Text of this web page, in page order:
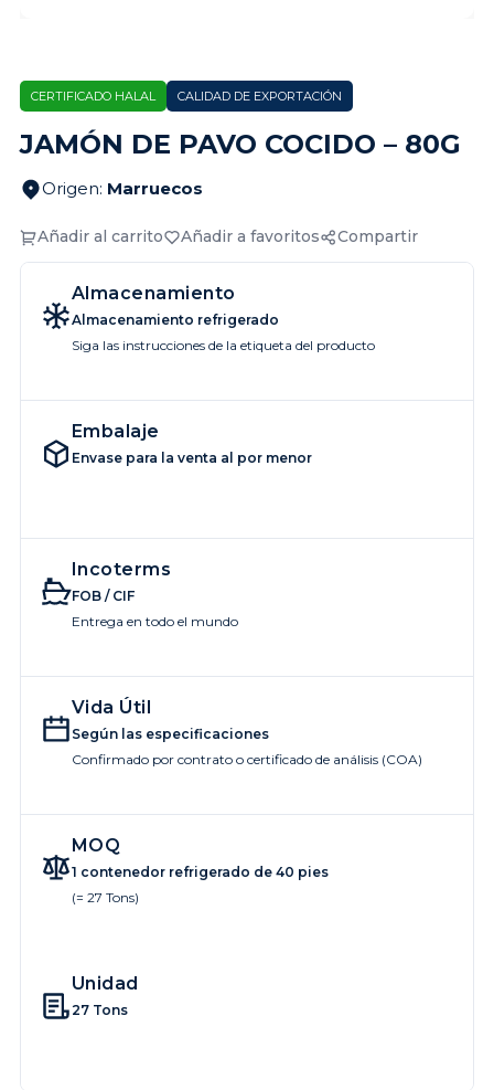
CERTIFICADO HALAL CALIDAD DE EXPORTACIÓN
JAMÓN DE PAVO COCIDO – 80G
Origen: Marruecos
Añadir al carrito Añadir a favoritos Compartir
Almacenamiento
Almacenamiento refrigerado
Siga las instrucciones de la etiqueta del producto
Embalaje
Envase para la venta al por menor
Incoterms
FOB / CIF
Entrega en todo el mundo
Vida Útil
Según las especificaciones
Confirmado por contrato o certificado de análisis (COA)
MOQ
1 contenedor refrigerado de 40 pies
(= 27 Tons)
Unidad
27 Tons